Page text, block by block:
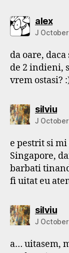
alexsays:
J
da oare,
de 2 indieni,
vrem ostasi?
silviu
J
e pestrit si
Singapore,
barbati
fi uitat eu
silviu
J
a… uitasem,